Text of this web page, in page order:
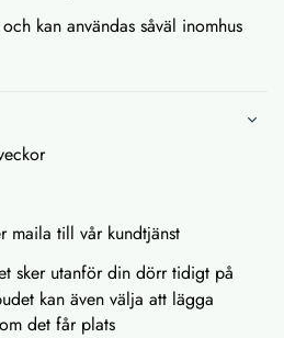
kan användas såväl inomhus
till vår kundtjänst
sker utanför din dörr tidigt på
kan även välja att lägga
det får plats